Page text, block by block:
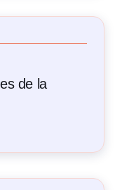
de la